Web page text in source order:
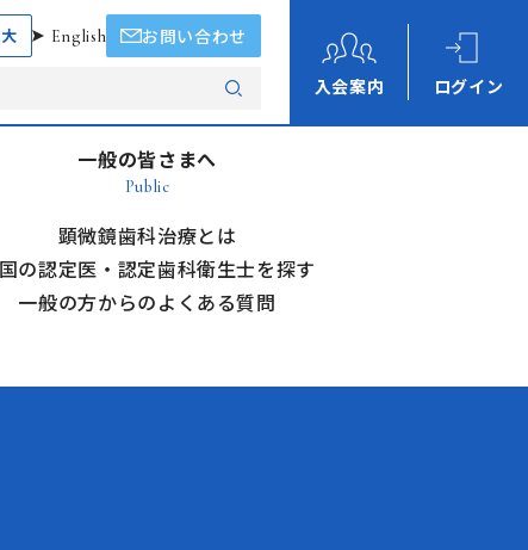
English お問い合わせ
入会案内 ログイン
一般の皆さまへ
Public
顕微鏡歯科治療とは
の認定医・認定歯科衛生士を探す
一般の方からのよくある質問